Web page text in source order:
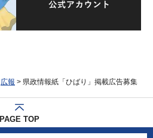
広報 > 県政情報紙「ひばり」掲載広告募集
PAGE TOP